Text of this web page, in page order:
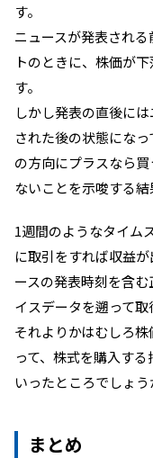
す。
ニュースが発表され
トのときに、株価が
す。
しかし発表の直後に
された後の状態にな
の方向にプラスなら
ないことを示唆する結
1週間のようなタイム
に取引をすれば収益
ースの発表時刻を含
イスデータを遡って取
それよりかはむしろ
って、株式を購入す
いったところでしょう
まとめ